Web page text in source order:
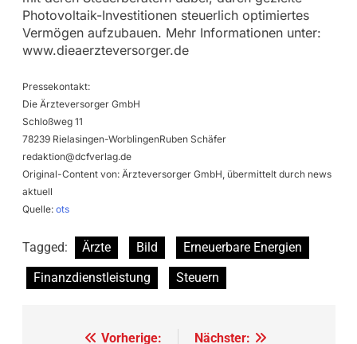
Photovoltaik-Investitionen steuerlich optimiertes
Vermögen aufzubauen. Mehr Informationen unter:
www.dieaerzteversorger.de
Pressekontakt:
Die Ärzteversorger GmbH
Schloßweg 11
78239 Rielasingen-WorblingenRuben Schäfer
redaktion@dcfverlag.de
Original-Content von: Ärzteversorger GmbH, übermittelt durch news
aktuell
Quelle: ots
Tagged: Ärzte Bild
Erneuerbare Energien
Finanzdienstleistung
Steuern
Vorherige:
Nächster: